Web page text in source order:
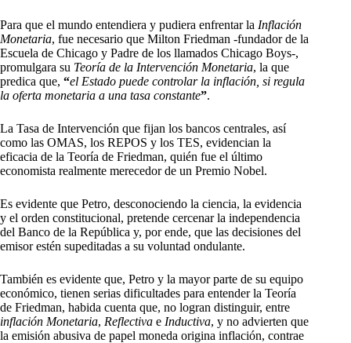
Para que el mundo entendiera y pudiera enfrentar la Inflación
Monetaria, fue necesario que Milton Friedman -fundador de la
Escuela de Chicago y Padre de los llamados Chicago Boys-,
promulgara su Teoría de la Intervención Monetaria, la que
predica que, “el Estado puede controlar la inflación, si regula
la oferta monetaria a una tasa constante”.
La Tasa de Intervención que fijan los bancos centrales, así
como las OMAS, los REPOS y los TES, evidencian la
eficacia de la Teoría de Friedman, quién fue el último
economista realmente merecedor de un Premio Nobel.
Es evidente que Petro, desconociendo la ciencia, la evidencia
y el orden constitucional, pretende cercenar la independencia
del Banco de la República y, por ende, que las decisiones del
emisor estén supeditadas a su voluntad ondulante.
También es evidente que, Petro y la mayor parte de su equipo
económico, tienen serias dificultades para entender la Teoría
de Friedman, habida cuenta que, no logran distinguir, entre
inflación Monetaria, Reflectiva e Inductiva, y no advierten que
la emisión abusiva de papel moneda origina inflación, contrae